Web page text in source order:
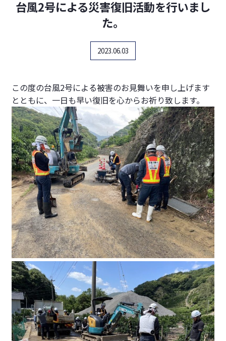
台風2号による災害復旧活動を行いまし
た。
2023.06.03
この度の台風2号による被害のお見舞いを申し上げます
とともに、一日も早い復旧を心からお祈り致します。